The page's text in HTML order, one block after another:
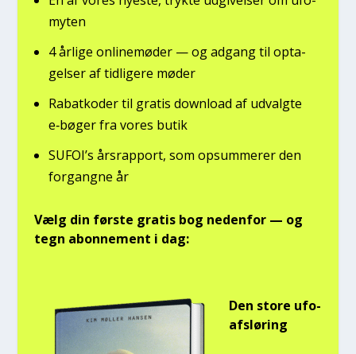
myten
4 årli­ge onli­ne­mø­der — og adgang til opta­
gel­ser af tid­li­ge­re møder
Rabat­ko­der til gra­tis down­lo­ad af udvalg­te
e‑bøger fra vores butik
SUFOI’s års­rap­port, som opsum­me­rer den
for­gang­ne år
Vælg din før­ste gra­tis bog neden­for — og
tegn abon­ne­ment i dag:
Den sto­re ufo-
afslø­ring